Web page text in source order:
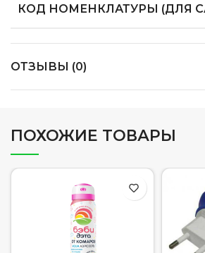
КОД НОМЕНКЛАТУРЫ (ДЛЯ
ОТЗЫВЫ (0)
ПОХОЖИЕ ТОВАРЫ